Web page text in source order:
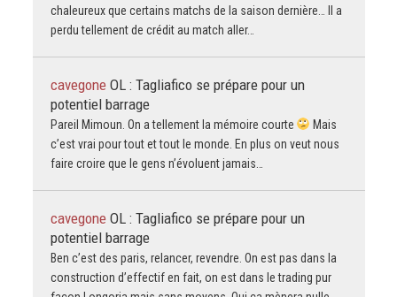
chaleureux que certains matchs de la saison dernière… Il a
perdu tellement de crédit au match aller…
cavegone OL : Tagliafico se prépare pour un
potentiel barrage
Pareil Mimoun. On a tellement la mémoire courte
Mais
c’est vrai pour tout et tout le monde. En plus on veut nous
faire croire que le gens n’évoluent jamais…
cavegone OL : Tagliafico se prépare pour un
potentiel barrage
Ben c’est des paris, relancer, revendre. On est pas dans la
construction d’effectif en fait, on est dans le trading pur